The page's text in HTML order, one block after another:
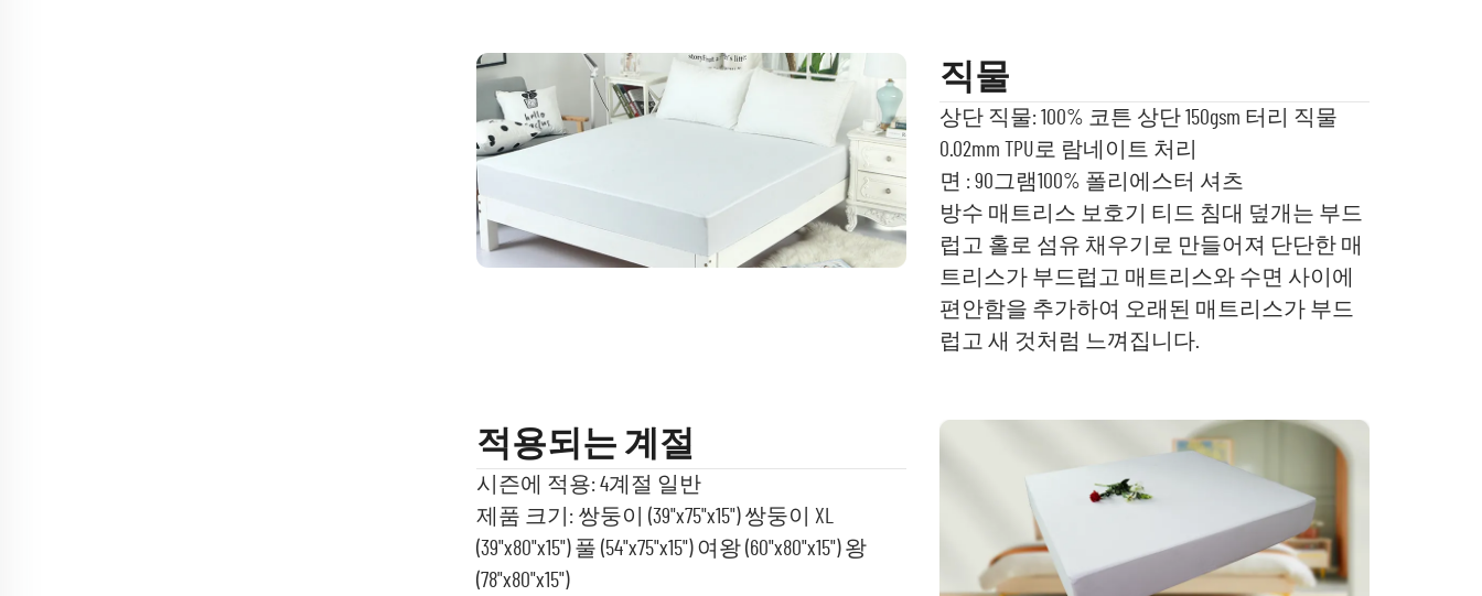
직물
상단 직물: 100% 코튼 상단 150gsm 터리 직물
0.02mm TPU로 람네이트 처리
면 : 90그램100% 폴리에스터 셔츠
방수 매트리스 보호기 티드 침대 덮개는 부드
럽고 홀로 섬유 채우기로 만들어져 단단한 매
트리스가 부드럽고 매트리스와 수면 사이에
편안함을 추가하여 오래된 매트리스가 부드
럽고 새 것처럼 느껴집니다.
적용되는 계절
시즌에 적용: 4계절 일반
제품 크기: 쌍둥이 (39"x75"x15") 쌍둥이 XL
(39"x80"x15") 풀 (54"x75"x15") 여왕 (60"x80"x15") 왕
(78"x80"x15")